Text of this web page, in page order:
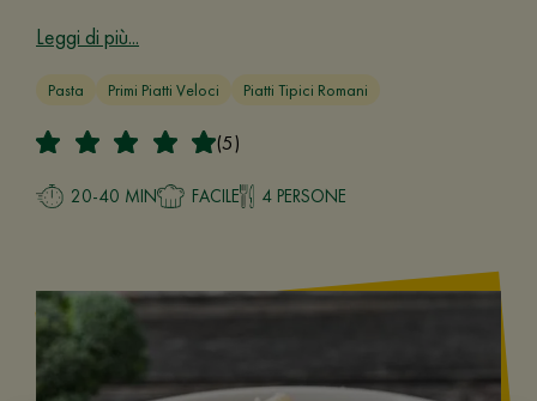
Leggi di più...
Pasta Primi Piatti Veloci Piatti Tipici Romani
(5)
20-40 MIN FACILE 4 PERSONE